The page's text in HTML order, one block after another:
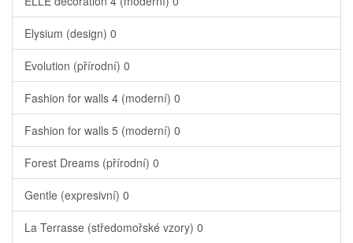
Elysium (design) 0
Evolution (přírodní) 0
Fashion for walls 4 (moderní) 0
Fashion for walls 5 (moderní) 0
Forest Dreams (přírodní) 0
Gentle (expresivní) 0
La Terrasse (středomořské vzory) 0